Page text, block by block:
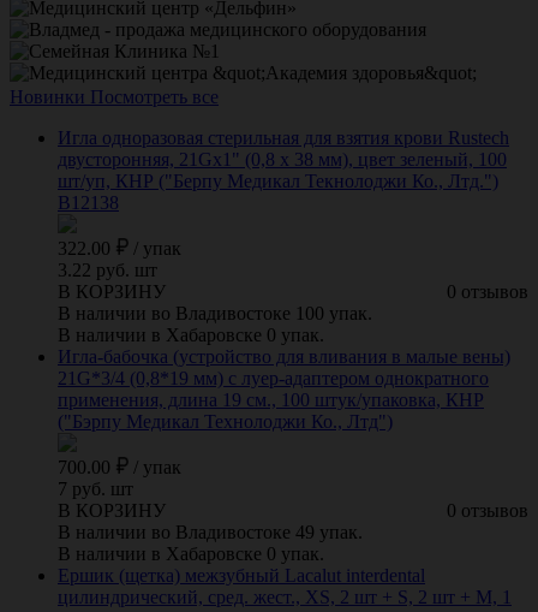
Новинки Посмотреть все
Игла одноразовая стерильная для взятия крови Rustech
двусторонняя, 21Gх1" (0,8 х 38 мм), цвет зеленый, 100
шт/уп, КНР ("Берпу Медикал Текнолоджи Ко., Лтд.")
B12138
322.00 / упак
3.22 руб. шт
0 отзывов
В КОРЗИНУ
В наличии во Владивостоке 100 упак.
В наличии в Хабаровске 0 упак.
Игла-бабочка (устройство для вливания в малые вены)
21G*3/4 (0,8*19 мм) с луер-адаптером однократного
применения, длина 19 см., 100 штук/упаковка, КНР
("Бэрпу Медикал Технолоджи Ко., Лтд")
700.00 / упак
7 руб. шт
0 отзывов
В КОРЗИНУ
В наличии во Владивостоке 49 упак.
В наличии в Хабаровске 0 упак.
Ершик (щетка) межзубный Lacalut interdental
цилиндрический, сред. жест., XS, 2 шт + S, 2 шт + M, 1